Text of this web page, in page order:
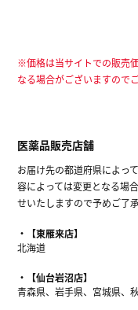
※価格は当サイトでの販売
なる場合がございますので
医薬品販売店舗
お届け先の都道府県によっ
容によっては変更となる場
せいたしますので予めご了
【東雁来店】
北海道
【仙台岩沼店】
青森県、岩手県、宮城県、